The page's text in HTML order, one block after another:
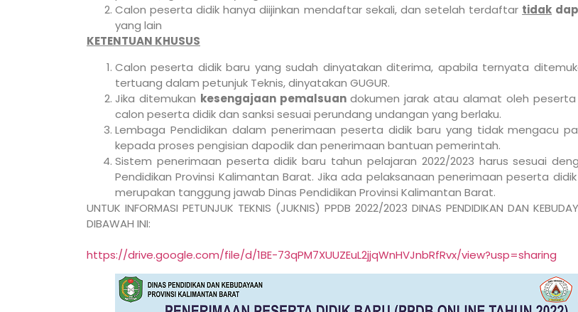
Calon peserta didik hanya diijinkan mendaftar sekali, dan setelah terdaftar tidak
yang lain
KETENTUAN KHUSUS
Calon peserta didik baru yang sudah dinyatakan diterima, apabila ternyata
tertuang dalam petunjuk Teknis, dinyatakan GUGUR.
Jika ditemukan kesengajaan pemalsuandokumen jarak atau alamat oleh peserta
calon peserta didik dan sanksi sesuai perundang undangan yang berlaku.
Lembaga Pendidikan dalam penerimaan peserta didik baru yang tidak mengacu
kepada proses pengisian dapodik dan penerimaan bantuan pemerintah.
Sistem penerimaan peserta didik baru tahun pelajaran 2022/2023 harus sesuai
Pendidikan Provinsi Kalimantan Barat. Jika ada pelaksanaan penerimaan peserta
merupakan tanggung jawab Dinas Pendidikan Provinsi Kalimantan Barat.
UNTUK INFORMASI PETUNJUK TEKNIS (JUKNIS) PPDB 2022/2023 DINAS PENDIDIKAN DAN
DIBAWAH INI:
https://drive.google.com/file/d/1BE-73qPM7XUUZEuL2jjqWnHVJnbRfRvx/view?usp=sharing